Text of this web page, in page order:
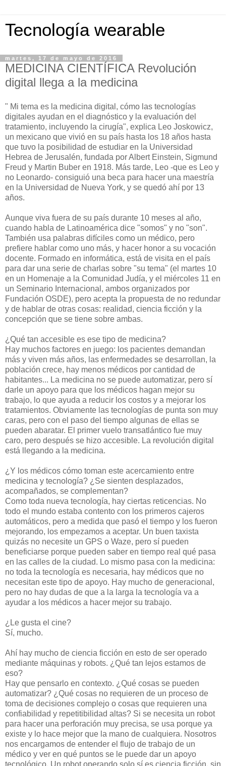
Tecnología wearable
martes, 17 de mayo de 2016
MEDICINA CIENTÍFICA Revolución
digital llega a la medicina
" Mi tema es la medicina digital, cómo las tecnologías
digitales ayudan en el diagnóstico y la evaluación del
tratamiento, incluyendo la cirugía", explica Leo Joskowicz,
un mexicano que vivió en su país hasta los 18 años hasta
que tuvo la posibilidad de estudiar en la Universidad
Hebrea de Jerusalén, fundada por Albert Einstein, Sigmund
Freud y Martin Buber en 1918. Más tarde, Leo -que es Leo y
no Leonardo- consiguió una beca para hacer una maestría
en la Universidad de Nueva York, y se quedó ahí por 13
años.
Aunque viva fuera de su país durante 10 meses al año,
cuando habla de Latinoamérica dice "somos" y no "son".
También usa palabras difíciles como un médico, pero
prefiere hablar como uno más, y hacer honor a su vocación
docente. Formado en informática, está de visita en el país
para dar una serie de charlas sobre "su tema" (el martes 10
en un Homenaje a la Comunidad Judía, y el miércoles 11 en
un Seminario Internacional, ambos organizados por
Fundación OSDE), pero acepta la propuesta de no redundar
y de hablar de otras cosas: realidad, ciencia ficción y la
concepción que se tiene sobre ambas.
¿Qué tan accesible es ese tipo de medicina?
Hay muchos factores en juego: los pacientes demandan
más y viven más años, las enfermedades se desarrollan, la
población crece, hay menos médicos por cantidad de
habitantes... La medicina no se puede automatizar, pero sí
darle un apoyo para que los médicos hagan mejor su
trabajo, lo que ayuda a reducir los costos y a mejorar los
tratamientos. Obviamente las tecnologías de punta son muy
caras, pero con el paso del tiempo algunas de ellas se
pueden abaratar. El primer vuelo transatlántico fue muy
caro, pero después se hizo accesible. La revolución digital
está llegando a la medicina.
¿Y los médicos cómo toman este acercamiento entre
medicina y tecnología? ¿Se sienten desplazados,
acompañados, se complementan?
Como toda nueva tecnología, hay ciertas reticencias. No
todo el mundo estaba contento con los primeros cajeros
automáticos, pero a medida que pasó el tiempo y los fueron
mejorando, los empezamos a aceptar. Un buen taxista
quizás no necesite un GPS o Waze, pero sí pueden
beneficiarse porque pueden saber en tiempo real qué pasa
en las calles de la ciudad. Lo mismo pasa con la medicina:
no toda la tecnología es necesaria, hay médicos que no
necesitan este tipo de apoyo. Hay mucho de generacional,
pero no hay dudas de que a la larga la tecnología va a
ayudar a los médicos a hacer mejor su trabajo.
¿Le gusta el cine?
Sí, mucho.
Ahí hay mucho de ciencia ficción en esto de ser operado
mediante máquinas y robots. ¿Qué tan lejos estamos de
eso?
Hay que pensarlo en contexto. ¿Qué cosas se pueden
automatizar? ¿Qué cosas no requieren de un proceso de
toma de decisiones complejo o cosas que requieren una
confiabilidad y repetitibilidad altas? Si se necesita un robot
para hacer una perforación muy precisa, se usa porque ya
existe y lo hace mejor que la mano de cualquiera. Nosotros
nos encargamos de entender el flujo de trabajo de un
médico y ver en qué puntos se le puede dar un apoyo
tecnológico. Un robot operando solo sí es ciencia ficción, sin